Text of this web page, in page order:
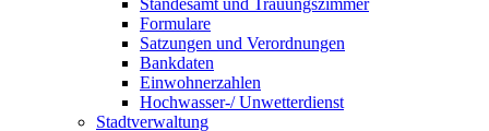
Standesamt und Trauungszimmer
Formulare
Satzungen und Verordnungen
Bankdaten
Einwohnerzahlen
Hochwasser-/ Unwetterdienst
Stadtverwaltung